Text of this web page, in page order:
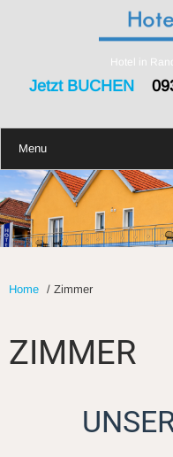
Hotel in
Jetzt BUCHEN
Menu
Home / Zimmer
ZIMMER